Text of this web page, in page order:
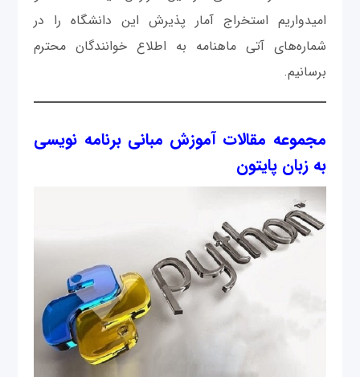
امیدواریم استخراج آمار پذیرش این دانشگاه را در
شماره‌های آتی ماهنامه به اطلاع خوانندگان محترم
برسانیم.
مجموعه مقالات آموزش مبانی برنامه نویسی
به زبان پایتون